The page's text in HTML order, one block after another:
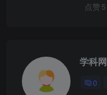
点赞 5
学科网
0